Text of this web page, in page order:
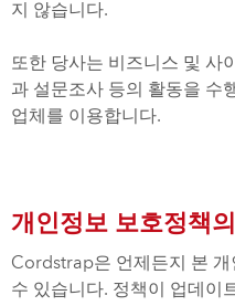
지 않습니다.
또한 당사는 비즈니스 및 사
과 설문조사 등의 활동을 수
업체를 이용합니다.
개인정보 보호정책
Cordstrap은 언제든지 본
수 있습니다. 정책이 업데이